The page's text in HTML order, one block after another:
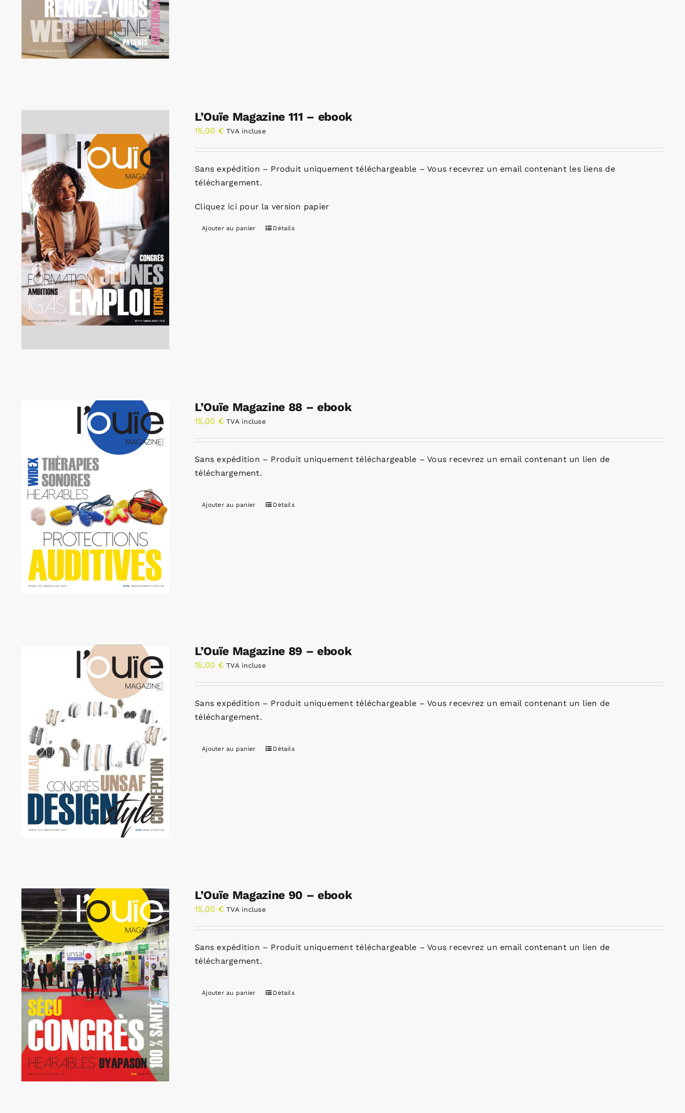
L’Ouïe Magazine 111 – ebook
15,00 € TVA incluse
Sans expédition – Produit uniquement téléchargeable – Vous recevrez un email contenant les liens de
téléchargement.
Cliquez ici pour la version papier
Ajouter au panier Détails
L’Ouïe Magazine 88 – ebook
15,00 € TVA incluse
Sans expédition – Produit uniquement téléchargeable – Vous recevrez un email contenant un lien de
téléchargement.
Ajouter au panier Détails
L’Ouïe Magazine 89 – ebook
15,00 € TVA incluse
Sans expédition – Produit uniquement téléchargeable – Vous recevrez un email contenant un lien de
téléchargement.
Ajouter au panier Détails
L’Ouïe Magazine 90 – ebook
15,00 € TVA incluse
Sans expédition – Produit uniquement téléchargeable – Vous recevrez un email contenant un lien de
téléchargement.
Ajouter au panier Détails